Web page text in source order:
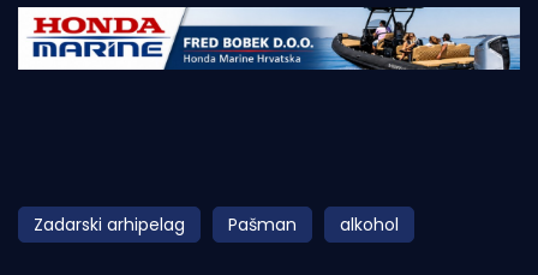
Početna
Obala
Otoci
Zadarski arhipelag Pašman alkohol